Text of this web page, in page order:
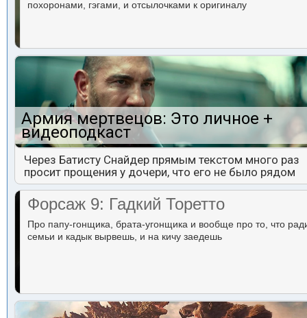
похоронами, гэгами, и отсылочками к оригиналу
Армия мертвецов: Это личное +
видеоподкаст
Через Батисту Снайдер прямым текстом много раз
просит прощения у дочери, что его не было рядом
Форсаж 9: Гадкий Торетто
Про папу-гонщика, брата-угонщика и вообще про то, что
семьи и кадык вырвешь, и на кичу заедешь